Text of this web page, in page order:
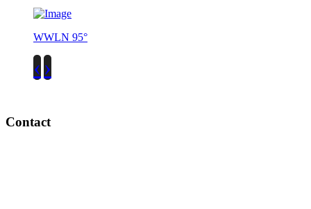
WWLN 95°
‹ ›
Contact